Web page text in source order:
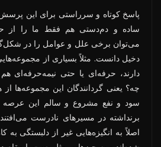
پاسخ کوتاه و سرراستی برای این
ساده و دم‌دستی هم فقط ما را از
می‌توان برخی علل و عوامل را در
دخیل دانست. مثلاً بسیاری از
دارند، حرفه‌ای یا حتی نیمه‌حرفه‌ای
چه؟ یعنی گردانندگان این مجموعه‌ها
سود و نفع مشروع و سالم این عرصه
برنداشته در مسیرهای نادرست
اصلاً به انگیزه‌هایی غیر از دلبستگی به